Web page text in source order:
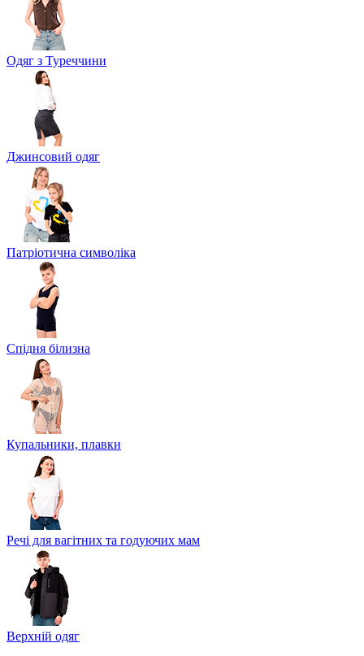
Одяг з Туреччини
Джинсовий одяг
Патріотична символіка
Спідня білизна
Купальники, плавки
Речі для вагітних та годуючих мам
Верхній одяг